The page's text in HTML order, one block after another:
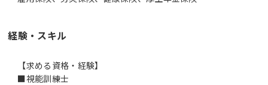
経験・スキル
【求める資格・経験】
■視能訓練士